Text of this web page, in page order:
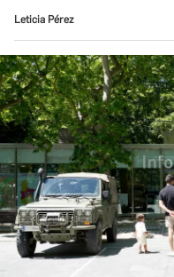
Leticia Pérez